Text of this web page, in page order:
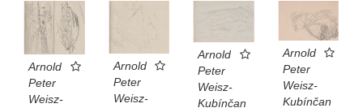
Arnold
Peter
Weisz-
Arnold
Peter
Weisz-
Arnold
Peter
Weisz-
Kubínčan
Arnold
Peter
Weisz-
Kubínčan